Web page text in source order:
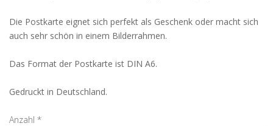
Die Postkarte eignet sich perfekt als Geschenk oder macht sich
auch sehr schön in einem Bilderrahmen.
Das Format der Postkarte ist DIN A6.
Gedruckt in Deutschland.
Anzahl *